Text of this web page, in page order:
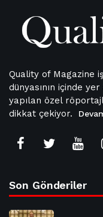
Quality of Magazine
dünyasının içinde
yapılan özel
dikkat çekiyor.
Son Gönderiler